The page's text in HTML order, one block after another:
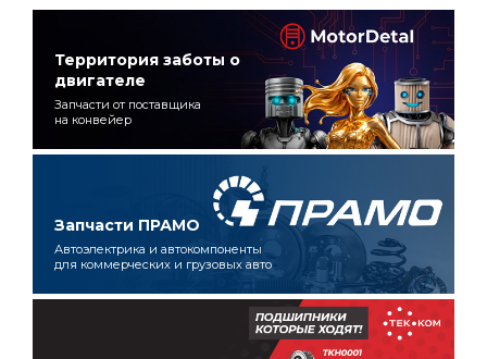
Территория заботы о
двигателе
Запчасти от поставщика
на конвейер
Запчасти ПРАМО
Автоэлектрика и автокомпоненты
для коммерческих и грузовых авто